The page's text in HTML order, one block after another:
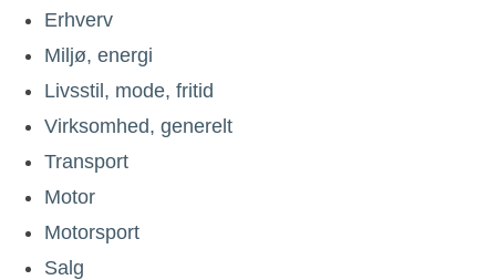
Erhverv
Miljø, energi
Livsstil, mode, fritid
Virksomhed, generelt
Transport
Motor
Motorsport
Salg